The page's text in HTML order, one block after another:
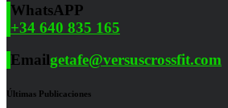
WhatsAPP
+34 640 835 165
Emailgetafe@versuscrossfit.com
Últimas Publicaciones